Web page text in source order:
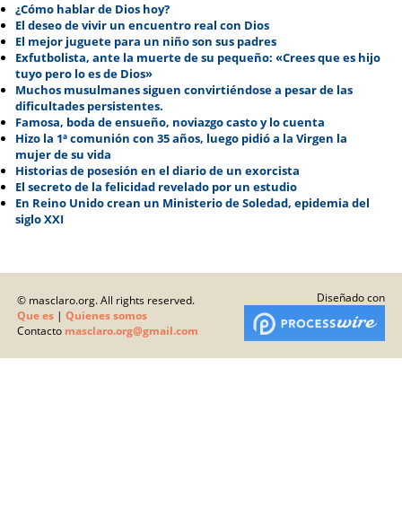
¿Cómo hablar de Dios hoy?
El deseo de vivir un encuentro real con Dios
El mejor juguete para un niño son sus padres
Exfutbolista, ante la muerte de su pequeño: «Crees que es hijo
tuyo pero lo es de Dios»
Muchos musulmanes siguen convirtiéndose a pesar de las
dificultades persistentes.
Famosa, boda de ensueño, noviazgo casto y lo cuenta
Hizo la 1ª comunión con 35 años, luego pidió a la Virgen la
mujer de su vida
Historias de posesión en el diario de un exorcista
El secreto de la felicidad revelado por un estudio
En Reino Unido crean un Ministerio de Soledad, epidemia del
siglo XXI
© masclaro.org. All rights reserved.
Que es | Quienes somos
Contacto masclaro.org@gmail.com
Diseñado con